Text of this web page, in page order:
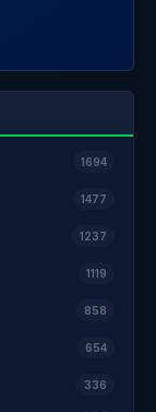
1694
1477
1237
1119
858
654
336